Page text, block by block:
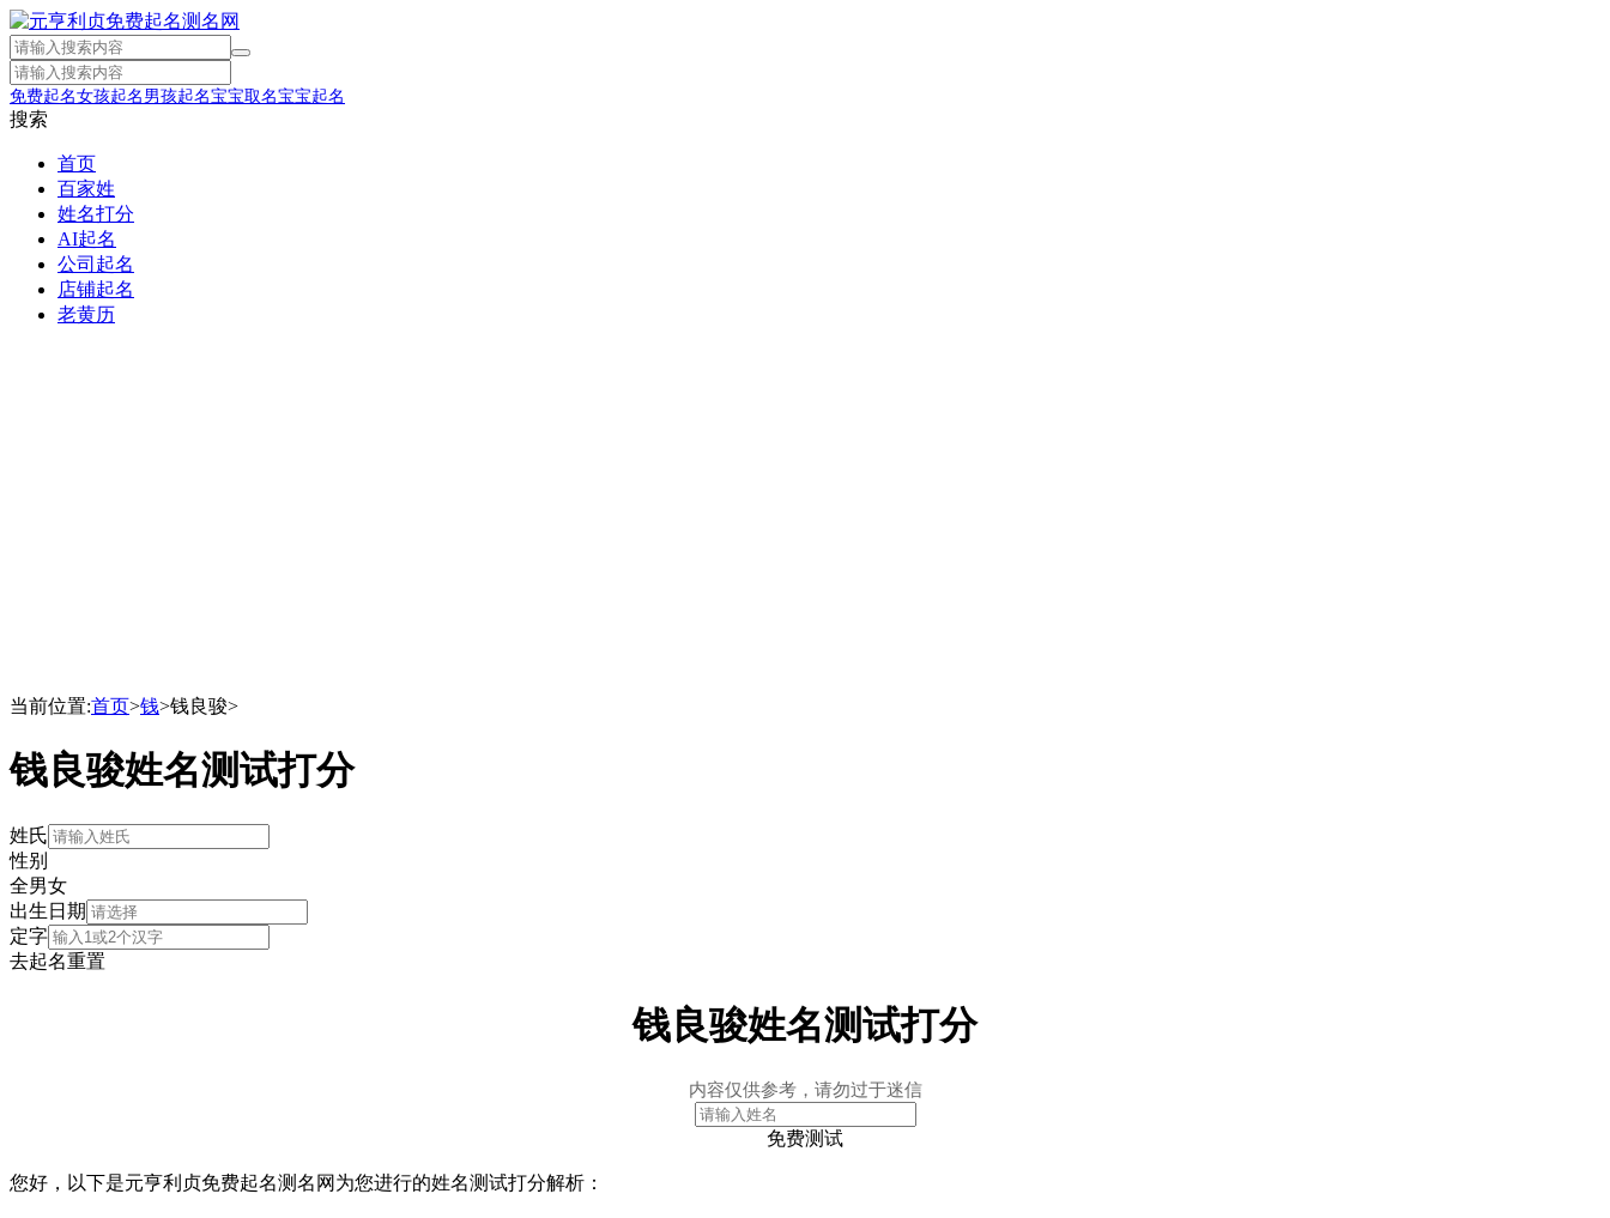
免费起名女孩起名 男孩起名宝宝取名宝宝起名
搜索
首页
百家姓
姓名打分
AI起名
公司起名
店铺起名
老黄历
当前位置:首页>钱>钱良骏>
钱良骏姓名测试打分
姓氏
性别
全男女
出生日期
定字
去起名重置
钱良骏姓名测试打分
内容仅供参考，请勿过于迷信
免费测试
您好，以下是元亨利贞免费起名测名网为您进行的姓名测试打分解析：